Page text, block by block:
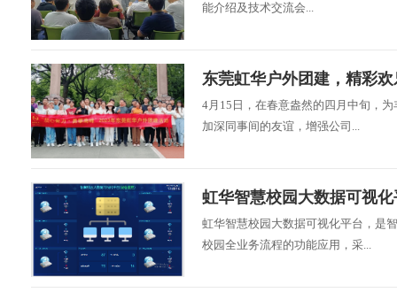
能介绍及技术交流会...
东莞虹华户外团建，精彩
4月15日，在春意盎然的四月中旬，
加深同事间的友谊，增强公司...
虹华智慧校园大数据可视化
虹华智慧校园大数据可视化平台，是
校园全业务流程的功能应用，采...